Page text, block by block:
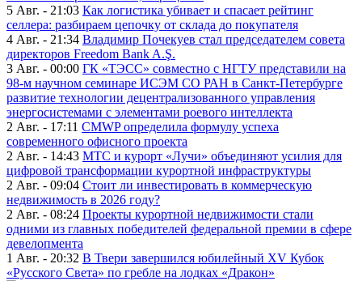
5 Авг. - 21:03 Как логистика убивает и спасает рейтинг
селлера: разбираем цепочку от склада до покупателя
4 Авг. - 21:34 Владимир Почекуев стал председателем совета
директоров Freedom Bank A.Ş.
3 Авг. - 00:00 ГК «ТЭСС» совместно с НГТУ представили на
98-м научном семинаре ИСЭМ СО РАН в Санкт-Петербурге
развитие технологии децентрализованного управления
энергосистемами с элементами роевого интеллекта
2 Авг. - 17:11 CMWP определила формулу успеха
современного офисного проекта
2 Авг. - 14:43 МТС и курорт «Лучи» объединяют усилия для
цифровой трансформации курортной инфраструктуры
2 Авг. - 09:04 Стоит ли инвестировать в коммерческую
недвижимость в 2026 году?
2 Авг. - 08:24 Проекты курортной недвижимости стали
одними из главных победителей федеральной премии в сфере
девелопмента
1 Авг. - 20:32 В Твери завершился юбилейный XV Кубок
«Русского Света» по гребле на лодках «Дракон»